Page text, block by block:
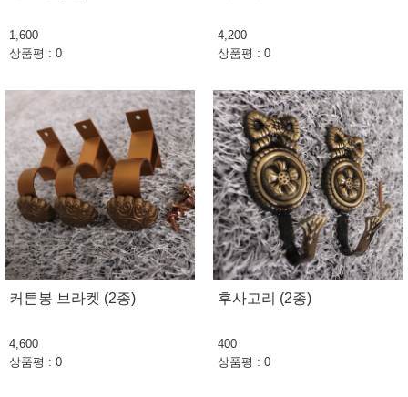
1,600
상품평 : 0
4,200
상품평 : 0
커튼봉 브라켓 (2종)
4,600
상품평 : 0
후사고리 (2종)
400
상품평 : 0